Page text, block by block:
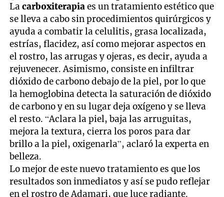
Lacarboxiterapiaes un tratamiento estético que
se lleva a cabo sin procedimientos quirúrgicos y
ayuda a combatir la celulitis, grasa localizada,
estrías, flacidez, así como mejorar aspectos en
el rostro, las arrugas y ojeras, es decir, ayuda a
rejuvenecer. Asimismo, consiste en infiltrar
dióxido de carbono debajo de la piel, por lo que
la hemoglobina detecta la saturación de dióxido
de carbono y en su lugar deja oxígeno y se lleva
el resto. “Aclara la piel, baja las arruguitas,
mejora la textura, cierra los poros para dar
brillo a la piel, oxigenarla”, aclaró la experta en
belleza.
Lo mejor de este nuevo tratamiento es que los
resultados son inmediatos y así se pudo reflejar
en el rostro de Adamari, que luce radiante.